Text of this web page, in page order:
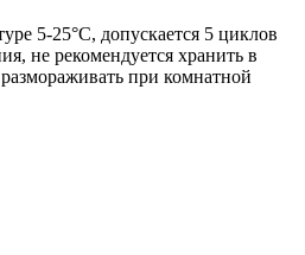
5-25°С, допускается 5 циклов
не рекомендуется хранить в
при комнатной